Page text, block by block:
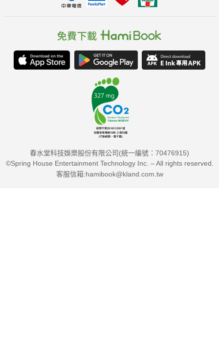
春水堂科技娛樂股份有限公司(統一編號：70476915)
©Spring House Entertainment Technology Inc. – All rights reserved.
客服信箱:hamibook@kland.com.tw